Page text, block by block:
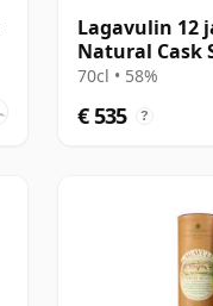
Lagavulin 12
Natural Cask
Special
70cl • 58%
€ 535 ?